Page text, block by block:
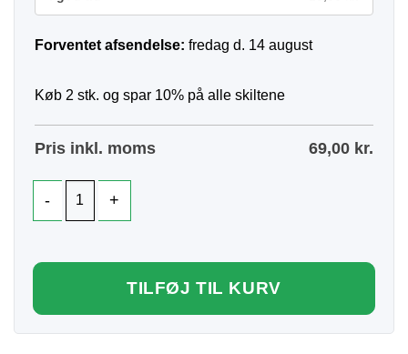
Forventet afsendelse: fredag d. 14 august
Køb 2 stk. og spar 10% på alle skiltene
Pris inkl. moms 69,00 kr.
TILFØJ TIL KURV